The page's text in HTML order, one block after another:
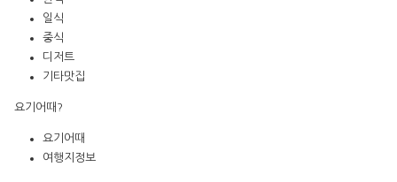
일식
중식
디저트
기타맛집
요기어때?
요기어때
여행지정보